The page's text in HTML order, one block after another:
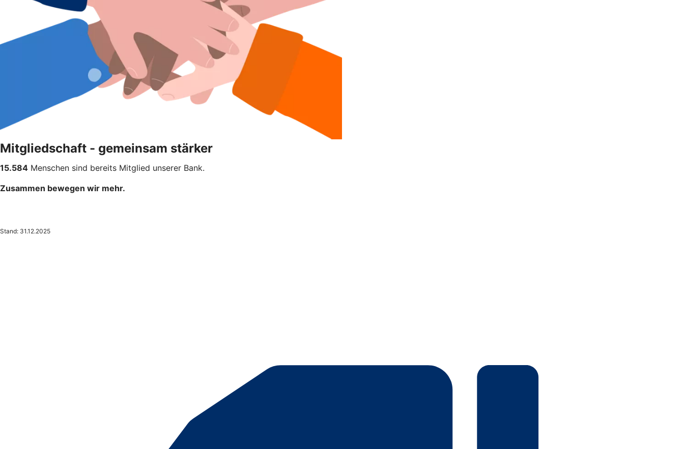
Mitgliedschaft - gemeinsam stärker
15.584 Menschen sind bereits Mitglied unserer Bank.
Zusammen bewegen wir mehr.
Stand: 31.12.2025